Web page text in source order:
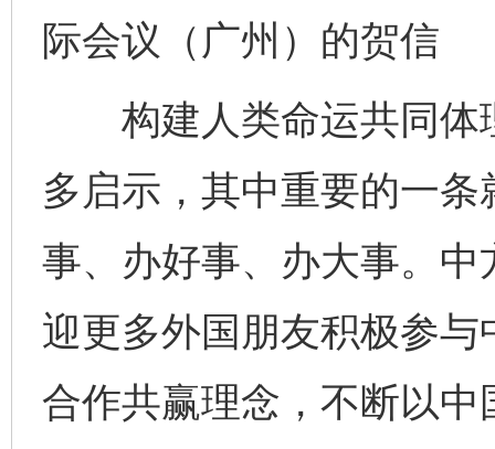
际会议（广州）的贺信
构建人类命运共同体
多启示，其中重要的一
事、办好事、办大事。
迎更多外国朋友积极参
合作共赢理念，不断以